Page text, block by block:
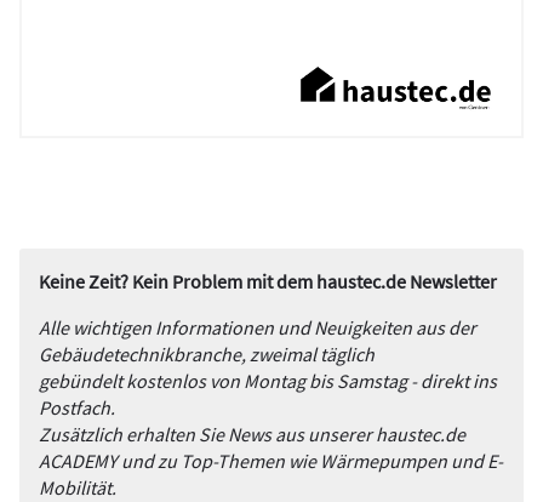
Keine Zeit? Kein Problem mit dem haustec.de Newsletter
Alle wichtigen Informationen und Neuigkeiten aus der
Gebäudetechnikbranche, zweimal täglich
gebündelt kostenlos von Montag bis Samstag - direkt ins
Postfach.
Zusätzlich erhalten Sie News aus unserer haustec.de
ACADEMY und zu Top-Themen wie Wärmepumpen und E-
Mobilität.